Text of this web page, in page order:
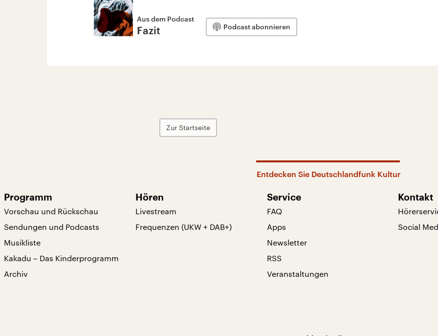
Aus dem Podcast
Fazit Podcast abonnieren
Zur Startseite
Entdecken Sie Deutschlandfunk Kultur
Programm
Vorschau und Rückschau
Sendungen und Podcasts
Musikliste
Kakadu – Das Kinderprogramm
Archiv
Hören
Livestream
Frequenzen (UKW + DAB+)
Service
FAQ
Apps
Newsletter
RSS
Veranstaltungen
Kontakt
Social